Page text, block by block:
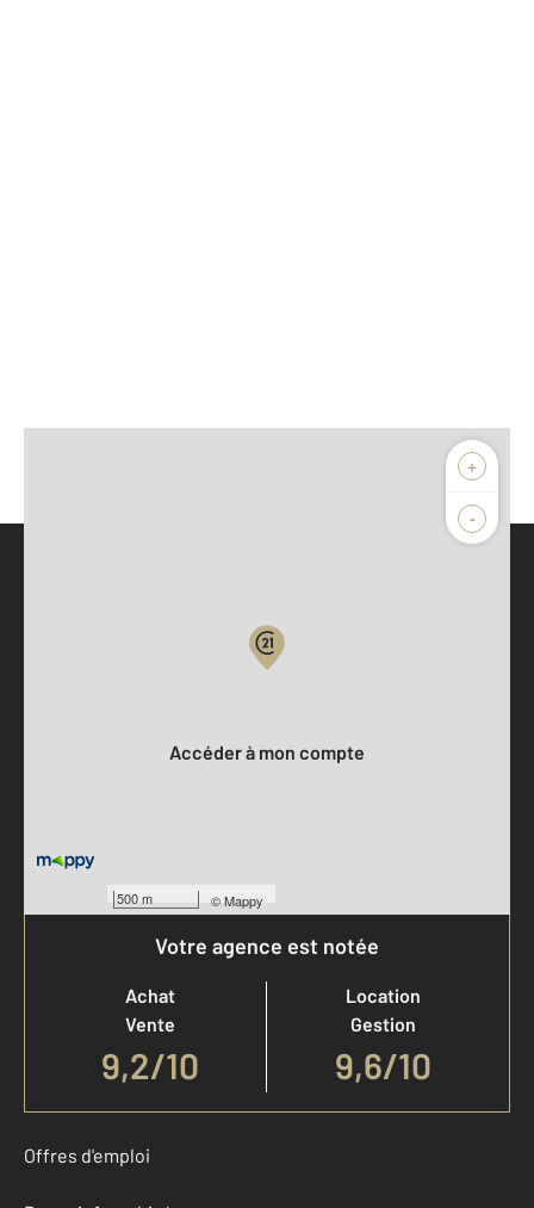
+
-
500 m ©Mappy
Accéder à mon compte
Votre agence est notée
Achat
Vente
9,2/10
Location
Gestion
9,6/10
Offres d'emploi